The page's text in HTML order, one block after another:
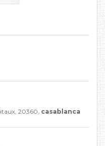
20360, casablanca